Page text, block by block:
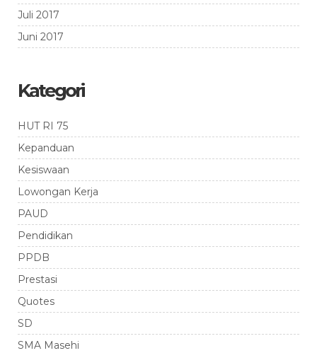
Juli 2017
Juni 2017
Kategori
HUT RI 75
Kepanduan
Kesiswaan
Lowongan Kerja
PAUD
Pendidikan
PPDB
Prestasi
Quotes
SD
SMA Masehi